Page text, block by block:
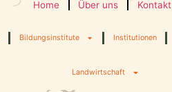
Home Über uns Kontakt
Bildungsinstitute Institutionen
Landwirtschaft